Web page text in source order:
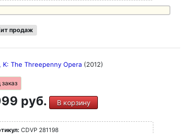
продаж
K: The Threepenny Opera (2012)
руб. В корзину
CDVP 281198